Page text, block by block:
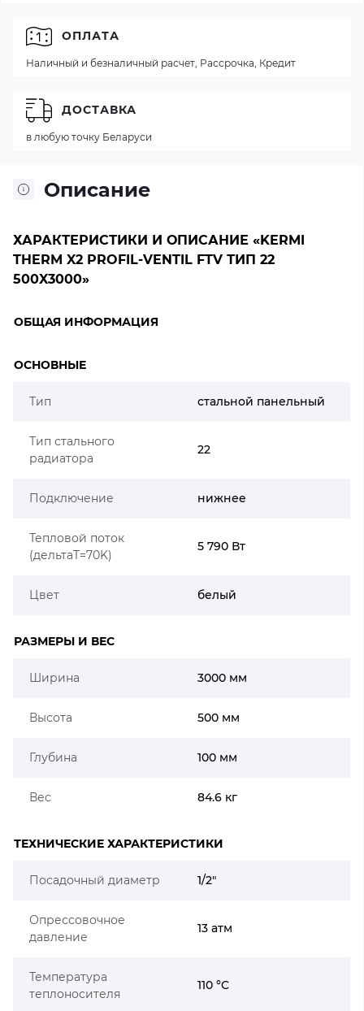
Описание
ХАРАКТЕРИСТИКИ И ОПИСАНИЕ «KERMI
THERM X2 PROFIL-VENTIL FTV ТИП 22
500X3000»
ОБЩАЯ ИНФОРМАЦИЯ
ОСНОВНЫЕ
Тип стальной панельный
Тип стального
радиатора
22
Подключение нижнее
Тепловой поток
(дельтаT=70K)
5 790 Вт
Цвет белый
РАЗМЕРЫ И ВЕС
Ширина 3000 мм
Высота 500 мм
Глубина 100 мм
Вес 84.6 кг
ТЕХНИЧЕСКИЕ ХАРАКТЕРИСТИКИ
Посадочный диаметр 1/2"
Опрессовочное
давление
13 атм
Температура
теплоносителя
110 °C
ОПЛАТА
Наличный и безналичный расчет, Рассрочка, Кредит
ДОСТАВКА
в любую точку Беларуси